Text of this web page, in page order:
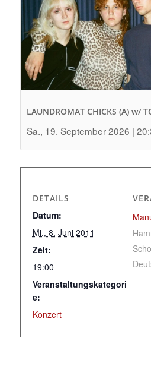
LAUNDROMAT CHICKS (A) w/
Sa., 19. September 2026 |
DETAILS
Datum:
Mi., 8. Juni 2011
Zeit:
19:00
Veranstaltungskategori
e:
Konzert